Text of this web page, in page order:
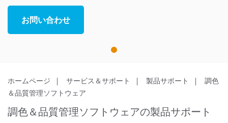
お問い合わせ
1
ホームページ サービス＆サポート 製品サポート
調色
＆品質管理ソフトウェア
調色＆品質管理ソフトウェアの製品サポート